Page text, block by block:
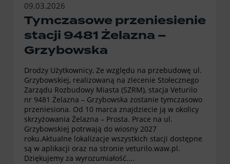
09.03.2026
Tymczasowe przeniesienie
stacji 9481 Żelazna –
Grzybowska
Drodzy Użytkownicy, Ze względu na przebudowę ul.
Grzybowskiej, realizowaną na zlecenie Stołecznego
Zarządu Rozbudowy Miasta (SZRM), stacja Veturilo
nr 9481 Żelazna – Grzybowska zostanie tymczasowo
przeniesiona. Od 10 marca znajdziecie ją w okolicy
skrzyżowania Żelazna – Prosta. Prace na ul.
Grzybowskiej potrwają do wiosny 2027
roku.Aktualne lokalizacje wszystkich stacji dostępne
są w aplikacji oraz na stronie veturilo.waw.pl.
Dziękujemy za wyrozumiałość....